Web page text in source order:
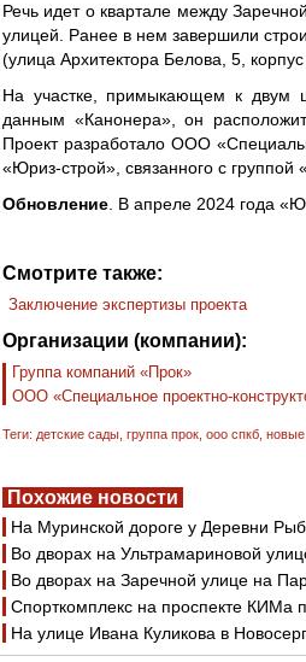
Речь идет о квартале между
улицей. Ранее в нем завершили
(улица Архитектора Белова, 5,
На участке, примыкающем к двум
данным «Канонера», он
Проект разработало ООО
«Юриз-строй», связанного с группой
Обновление . В апреле 2024 года
Смотрите также:
Заключение экспертизы проекта
Организации (компании):
Группа компаний «Прок»
ООО «Специальное проектно-
Теги: детские сады группа прок ооо спкб новые
Похожие новости
На Муринской дороге у Деревни
Во дворах на Ультрамариновой
Во дворах на Заречной улице на
Спорткомплекс на проспекте КИМа
На улице Ивана Куликова в